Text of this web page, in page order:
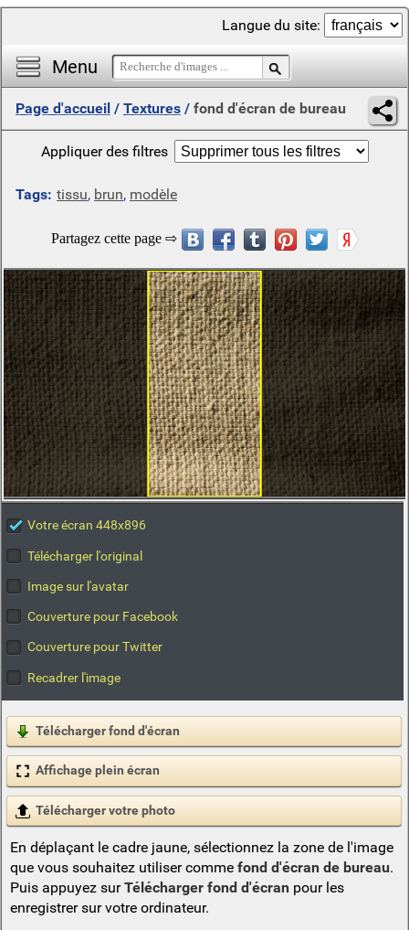
Menu
Langue du site:
Page d'accueil / Textures / fond d'écran de bureau
Appliquer des filtres
Tags: tissu, brun, modèle
Votre écran 448x896
Télécharger l'original
Image sur l'avatar
Couverture pour Facebook
Couverture pour Twitter
Recadrer l'image
Télécharger fond d'écran
Affichage plein écran
Télécharger votre photo
En déplaçant le cadre jaune, sélectionnez la zone de l'image
que vous souhaitez utiliser comme fond d'écran de bureau.
Puis appuyez surTélécharger fond d'écranpour les
enregistrer sur votre ordinateur.